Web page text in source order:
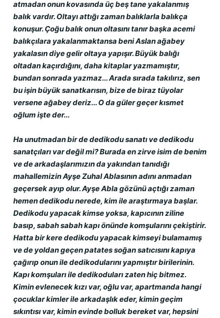
atmadan onun kovasında üç beş tane yakalanmış
balık vardır. Oltayı attığı zaman balıklarla balıkça
konuşur. Çoğu balık onun oltasını tanır başka acemi
balıkçılara yakalanmaktansa beni Aslan ağabey
yakalasın diye gelir oltaya yapışır. Büyük balığı
oltadan kaçırdığını, daha kitaplar yazmamıştır,
bundan sonrada yazmaz... Arada sırada takılırız, sen
bu işin büyük sanatkarısın, bize de biraz tüyolar
versene ağabey deriz... O da güler geçer kısmet
oğlum işte der...
Ha unutmadan bir de dedikodu sanatı ve dedikodu
sanatçıları var değil mi? Burada en zirve isim de benim
ve de arkadaşlarımızın da yakından tanıdığı
mahallemizin Ayşe Zuhal Ablasının adını anmadan
geçersek ayıp olur. Ayşe Abla gözünü açtığı zaman
hemen dedikodu nerede, kim ile araştırmaya başlar.
Dedikodu yapacak kimse yoksa, kapıcının ziline
basıp, sabah sabah kapı önünde komşularını çekiştirir.
Hatta bir kere dedikodu yapacak kimseyi bulamamış
ve de yoldan geçen patates soğan satıcısını kapıya
çağırıp onun ile dedikodularını yapmıştır birilerinin.
Kapı komşuları ile dedikoduları zaten hiç bitmez.
Kimin evlenecek kızı var, oğlu var, apartmanda hangi
çocuklar kimler ile arkadaşlık eder, kimin geçim
sıkıntısı var, kimin evinde bolluk bereket var, hepsini